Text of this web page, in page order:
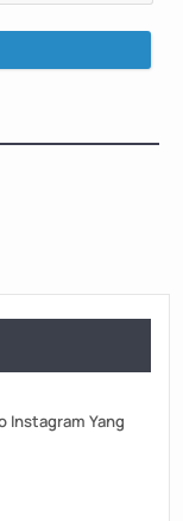
Instagram Yang